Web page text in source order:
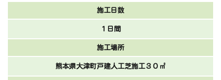
施工日数
１日間
施工場所
熊本県大津町戸建人工芝施工３０㎡